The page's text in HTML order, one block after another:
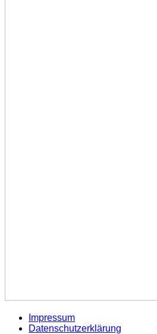
Impressum
Datenschutzerklärung